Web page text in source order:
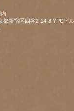
都新宿区四谷2-14-8 YPCビ